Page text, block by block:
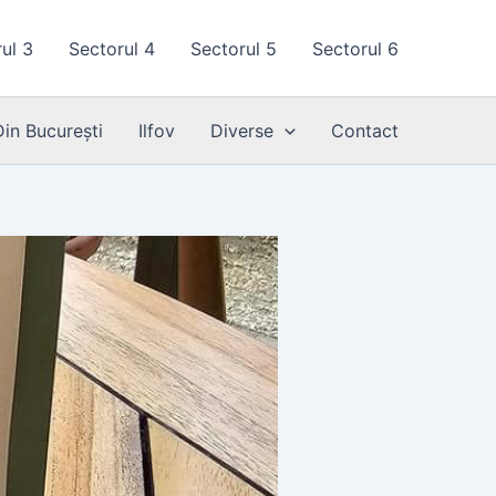
3 Sectorul 4 Sectorul 5 Sectorul 6
București Ilfov Diverse Contact